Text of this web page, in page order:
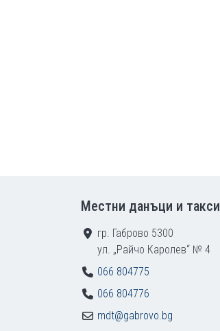
Местни данъци и такси
гр. Габрово 5300
ул. „Райчо Каролев“ № 4
066 804775
066 804776
mdt@gabrovo.bg